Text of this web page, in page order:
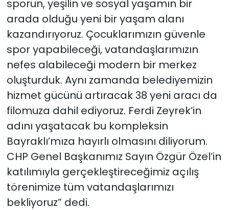
sporun, yeşilin ve sosyal yaşamın bir
arada olduğu yeni bir yaşam alanı
kazandırıyoruz. Çocuklarımızın güvenle
spor yapabileceği, vatandaşlarımızın
nefes alabileceği modern bir merkez
oluşturduk. Aynı zamanda belediyemizin
hizmet gücünü artıracak 38 yeni aracı da
filomuza dahil ediyoruz. Ferdi Zeyrek’in
adını yaşatacak bu kompleksin
Bayraklı’mıza hayırlı olmasını diliyorum.
CHP Genel Başkanımız Sayın Özgür Özel’in
katılımıyla gerçekleştireceğimiz açılış
törenimize tüm vatandaşlarımızı
bekliyoruz” dedi.